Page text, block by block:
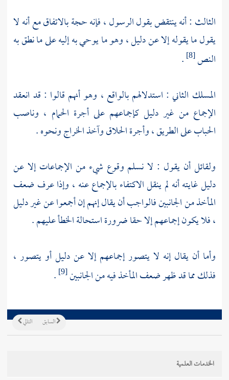
الثالث : أنه ينتقض بقول الرسول ، فإنه حجة بالاتفاق مع أنه لا
يقول ما يقوله إلا عن دليل ، وهو ما يوحي به إليه على ما نطق به
النص[8]
.
المسلك الثاني : استدلالهم بالواقع ، وهو أنهم قالوا : قد انعقد
الإجماع من غير دليل كإجماعهم على أجرة الحمام ، وناصب
الحباب على الطريق ، وأجرة الحلاق وآخذ الخراج ونحوه .
ولقائل أن يقول : لا نسلم وقوع شيء من الإجماعات إلا عن
دليل غايته أنه لم ينقل الاكتفاء بالإجماع عنه ، وإذا عرف ضعف
المأخذ من الجانبين فالواجب أن يقال إنهم إن أجمعوا عن غير دليل
، فلا يكون إجماعهم إلا حقا ضرورة استحالة الخطأ عليهم .
وأما أن يقال إنه لا يتصور إجماعهم إلا عن دليل أو يتصور ،
فذلك مما قد ظهر ضعف المأخذ فيه من الجانبين[9]
.
التالي السابق
الخدمات العلمية